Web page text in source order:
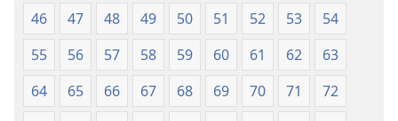
46
47 48 49 50 51 52 53
54
55
56 57 58 59 60 61 62
63
64
65 66 67 68 69 70 71
72